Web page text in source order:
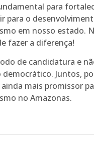
para
para o
em nosso estado.
fazer a diferença!
de candidatura e
Juntos,
mais promissor
no Amazonas.